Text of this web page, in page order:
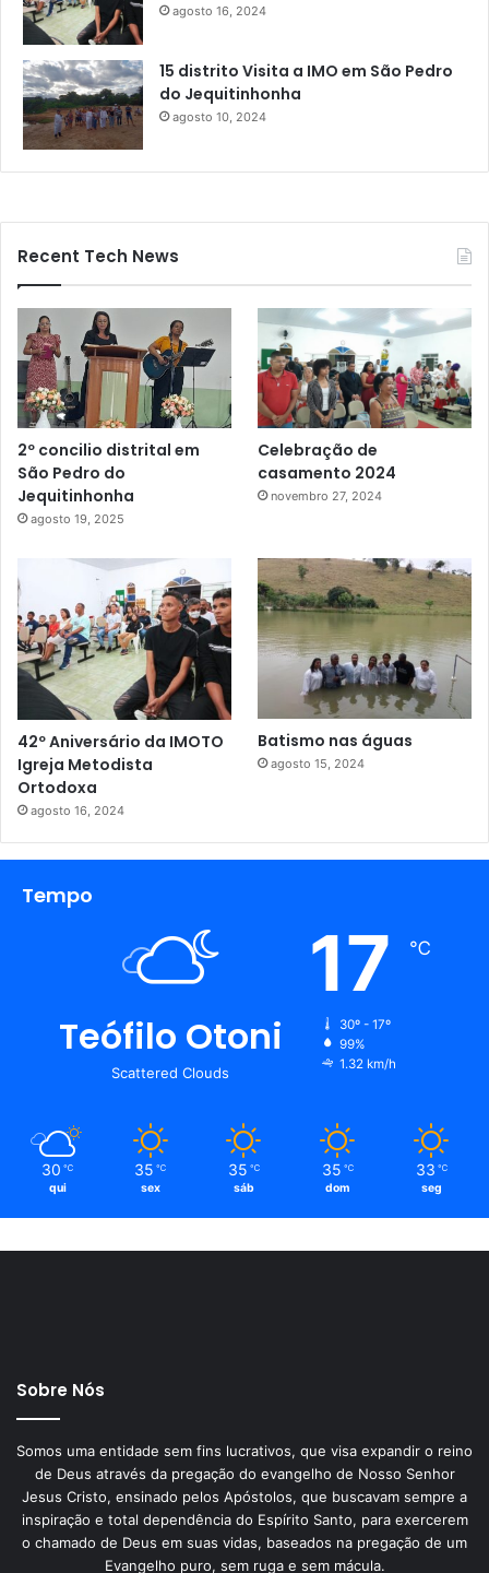
agosto 16, 2024
15 distrito Visita a IMO em São Pedro
do Jequitinhonha
agosto 10, 2024
Recent Tech News
2º concilio distrital em
São Pedro do
Jequitinhonha
agosto 19, 2025
Celebração de
casamento 2024
novembro 27, 2024
42º Aniversário da IMOTO
Igreja Metodista
Ortodoxa
agosto 16, 2024
Batismo nas águas
agosto 15, 2024
Tempo
Teófilo Otoni
Scattered Clouds
17 ℃
30º - 17º
99%
1.32 km/h
30 ℃
qui
35 ℃
sex
35 ℃
sáb
35 ℃
dom
33 ℃
seg
Sobre Nós
Somos uma entidade sem fins lucrativos, que visa expandir o reino
de Deus através da pregação do evangelho de Nosso Senhor
Jesus Cristo, ensinado pelos Apóstolos, que buscavam sempre a
inspiração e total dependência do Espírito Santo, para exercerem
o chamado de Deus em suas vidas, baseados na pregação de um
Evangelho puro, sem ruga e sem mácula.